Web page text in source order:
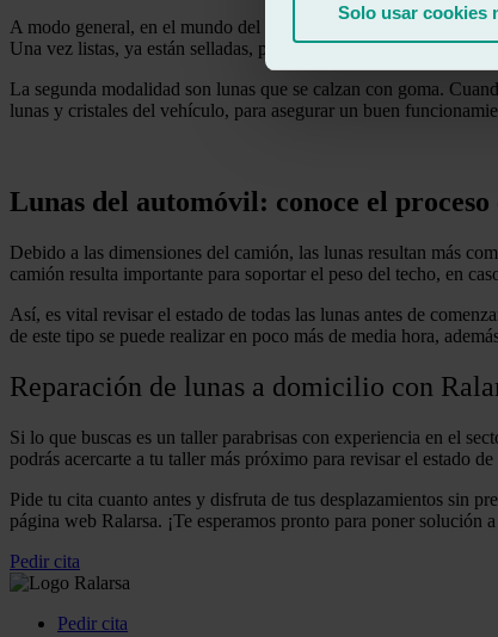
Solo usar cookies
A modo general, en el mundo del motor y más concretamente
Una vez listas, ya están selladas, por lo que el vehículo ya
La segunda modalidad son lunas que se calzan con goma.
lunas y cristales del vehículo, para asegurar un buen
Lunas del automóvil: conoce el proceso
Debido a las dimensiones del camión, las lunas resultan más
camión resulta importante para soportar el peso del techo, en
Así, es vital revisar el estado de todas las lunas antes de
de este tipo se puede realizar en poco más de media hora,
Reparación de lunas a domicilio con
Si lo que buscas es un taller parabrisas con experiencia en el
podrás acercarte a tu taller más próximo para revisar el estado
Pide tu cita cuanto antes y disfruta de tus desplazamientos sin
página web Ralarsa. ¡Te esperamos pronto para poner solución
Pedir cita
Pedir cita